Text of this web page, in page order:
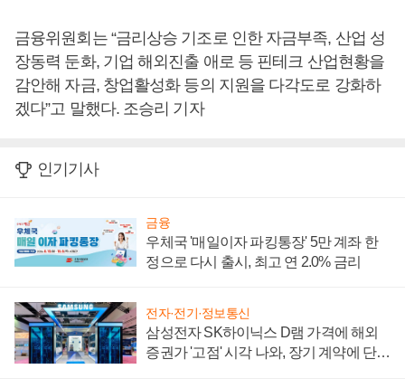
금융위원회는 “금리상승 기조로 인한 자금부족, 산업 성
장동력 둔화, 기업 해외진출 애로 등 핀테크 산업현황을
감안해 자금, 창업활성화 등의 지원을 다각도로 강화하
겠다”고 말했다. 조승리 기자
인기기사
금융
우체국 '매일이자 파킹통장' 5만 계좌 한
정으로 다시 출시, 최고 연 2.0% 금리
전자·전기·정보통신
삼성전자 SK하이닉스 D램 가격에 해외
증권가 '고점' 시각 나와, 장기 계약에 단점